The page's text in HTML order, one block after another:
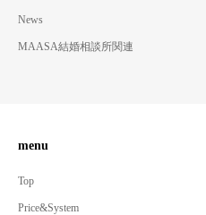
News
MAASA結婚相談所関連
menu
Top
Price&System